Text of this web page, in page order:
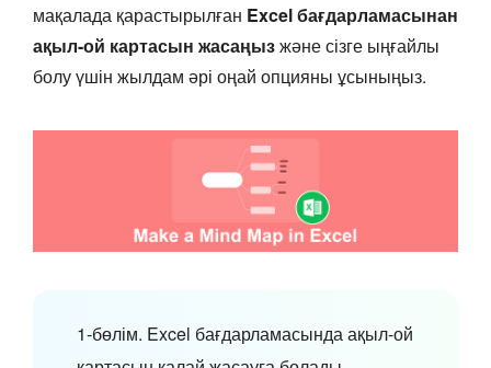
мақалада қарастырылған Excel бағдарламасынан
ақыл-ой картасын жасаңызжәне сізге ыңғайлы
болу үшін жылдам әрі оңай опцияны ұсыныңыз.
1-бөлім. Excel бағдарламасында ақыл-ой